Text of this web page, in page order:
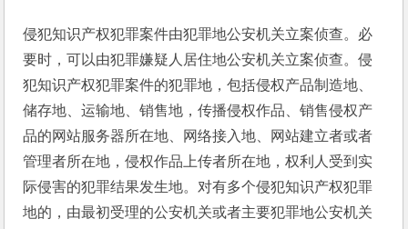
侵犯知识产权犯罪案件由犯罪地公安机关立案侦查。必
要时，可以由犯罪嫌疑人居住地公安机关立案侦查。侵
犯知识产权犯罪案件的犯罪地，包括侵权产品制造地、
储存地、运输地、销售地，传播侵权作品、销售侵权产
品的网站服务器所在地、网络接入地、网站建立者或者
管理者所在地，侵权作品上传者所在地，权利人受到实
际侵害的犯罪结果发生地。对有多个侵犯知识产权犯罪
地的，由最初受理的公安机关或者主要犯罪地公安机关